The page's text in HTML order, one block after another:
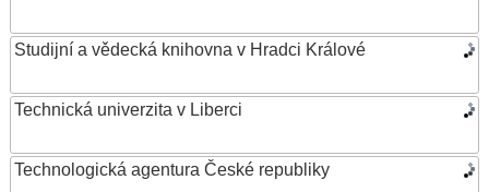
Studijní a vědecká knihovna v Hradci Králové
Technická univerzita v Liberci
Technologická agentura České republiky